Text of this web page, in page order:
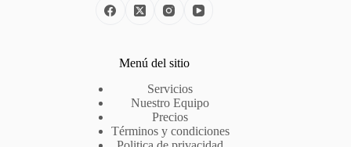
Menú del sitio
Servicios
Nuestro Equipo
Precios
Términos y condiciones